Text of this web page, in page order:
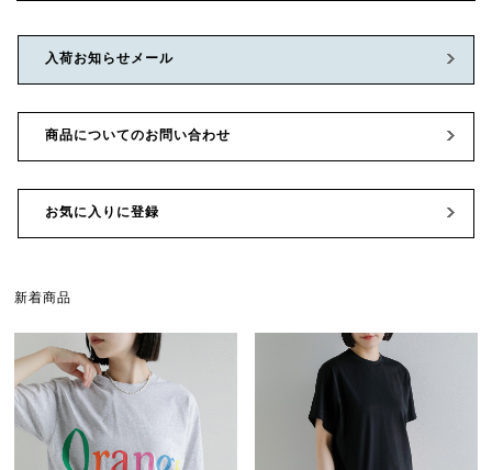
入荷お知らせメール
商品についてのお問い合わせ
お気に入りに登録
新着商品